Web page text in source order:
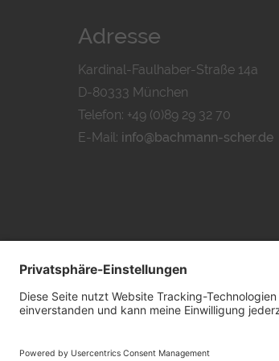
Adresse
Kardinal-Faulhaber-Straße 14a
D-80333 München
Telefon: +49 (0)89 29 32 70
E-Mail: info@bachmann-scher.de